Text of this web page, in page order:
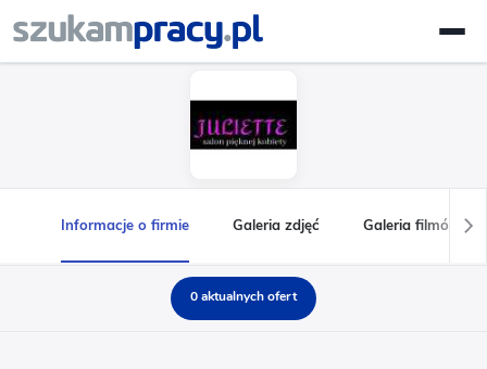
Informacje o firmie Galeria zdjęć Galeria filmów
0 aktualnych ofert